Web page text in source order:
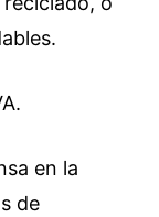
en la
de